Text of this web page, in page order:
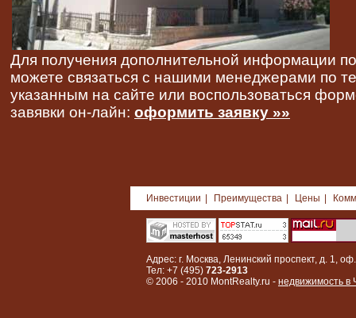
Для получения дополнительной информации
можете связаться с нашими менеджерами по
указанным на сайте или воспользоваться
завявки он-лайн: оформить заявку »»
Инвестиции Преимущества Цены
Адрес: г. Москва, Ленинский проспект, д. 1,
Тел: +7 (495) 723-2913
© 2006 - 2010 MontRealty.ru - недвижимость в